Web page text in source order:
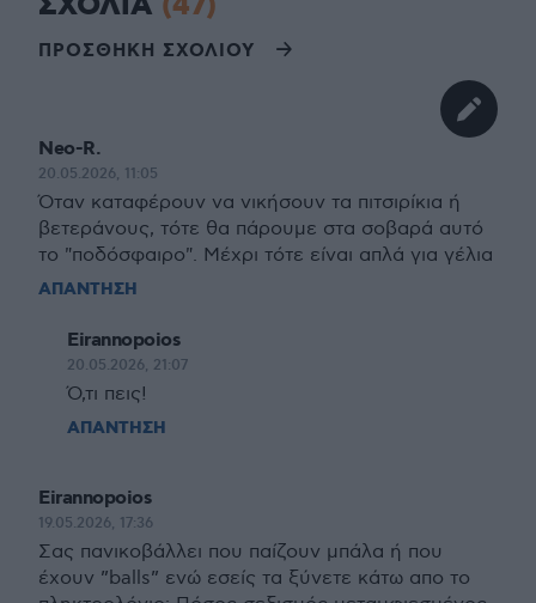
ΠΡΟΣΘΗΚΗ ΣΧΟΛΙΟΥ
Neo-R.
20.05.2026, 11:05
Όταν καταφέρουν να νικήσουν τα πιτσιρίκια ή
βετεράνους, τότε θα πάρουμε στα σοβαρά αυτό
το "ποδόσφαιρο". Μέχρι τότε είναι απλά για γέλια
ΑΠΑΝΤΗΣΗ
Eirannopoios
20.05.2026, 21:07
Ό,τι πεις!
ΑΠΑΝΤΗΣΗ
Eirannopoios
19.05.2026, 17:36
Σας πανικοβάλλει που παίζουν μπάλα ή που
έχουν ”balls” ενώ εσείς τα ξύνετε κάτω απο το